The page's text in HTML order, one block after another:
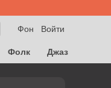
Войти
Фон
Фолк
Джаз